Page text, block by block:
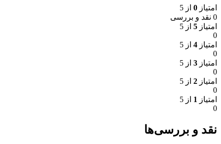
امتیاز 0 از 5
0 نقد و بررسی
امتیاز 5 از 5
0
امتیاز 4 از 5
0
امتیاز 3 از 5
0
امتیاز 2 از 5
0
امتیاز 1 از 5
0
نقد و بررسی‌ها